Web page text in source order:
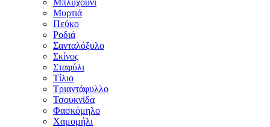
Μυρτιά
Πεύκο
Ροδιά
Σανταλόξυλο
Σκίνος
Σταφύλι
Τίλιο
Τριαντάφυλλο
Τσουκνίδα
Φασκόμηλο
Χαμομήλι